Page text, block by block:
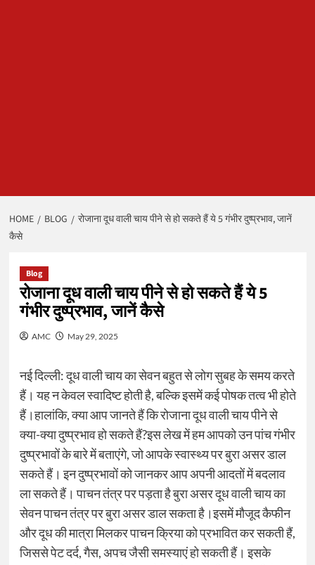
HOME BLOG
रोजाना दूध वाली चाय पीने से हो सकते हैं ये 5 गंभीर दुष्प्रभाव, जानें
कैसे
Blog
रोजाना दूध वाली चाय पीने से हो सकते हैं ये 5
गंभीर दुष्प्रभाव, जानें कैसे
AMC May 29, 2025
नई दिल्ली: दूध वाली चाय का सेवन बहुत से लोग सुबह के समय करते
हैं। यह न केवल स्वादिष्ट होती है, बल्कि इसमें कई पोषक तत्व भी होते
हैं।हालांकि, क्या आप जानते हैं कि रोजाना दूध वाली चाय पीने से
क्या-क्या दुष्प्रभाव हो सकते हैं?इस लेख में हम आपको उन पांच गंभीर
दुष्प्रभावों के बारे में बताएंगे, जो आपके स्वास्थ्य पर बुरा असर डाल
सकते हैं। इन दुष्प्रभावों को जानकर आप अपनी आदतों में बदलाव
ला सकते हैं। पाचन तंत्र पर पड़ता है बुरा असर दूध वाली चाय का
सेवन पाचन तंत्र पर बुरा असर डाल सकता है।इसमें मौजूद कैफीन
और दूध की मात्रा मिलकर पाचन क्रिया को प्रभावित कर सकती हैं,
जिससे पेट दर्द, गैस, अपच जैसी समस्याएं हो सकती हैं। इसके